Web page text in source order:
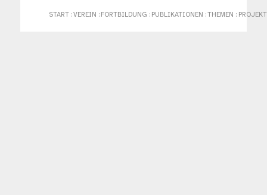
START : VEREIN : FORTBILDUNG : PUBLIKATIONEN : THEMEN :